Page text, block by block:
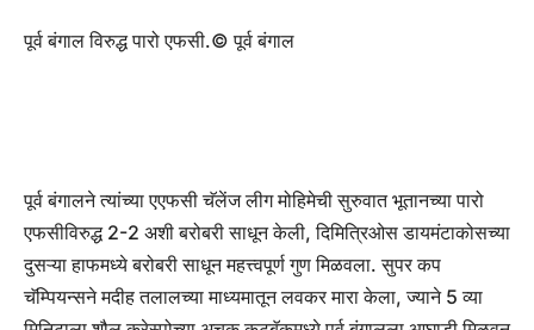
पूर्व बंगाल विरुद्ध पारो एफसी.© पूर्व बंगाल
पूर्व बंगालने त्यांच्या एएफसी चॅलेंज लीग मोहिमेची सुरुवात भूतानच्या पारो
एफसीविरुद्ध 2-2 अशी बरोबरी साधून केली, दिमित्रिओस डायमंटाकोसच्या
दुसऱ्या हाफमध्ये बरोबरी साधून महत्त्वपूर्ण गुण मिळवला. सुपर कप
चॅम्पियन्सने मदीह तलालच्या माध्यमातून लवकर मारा केला, ज्याने 5 व्या